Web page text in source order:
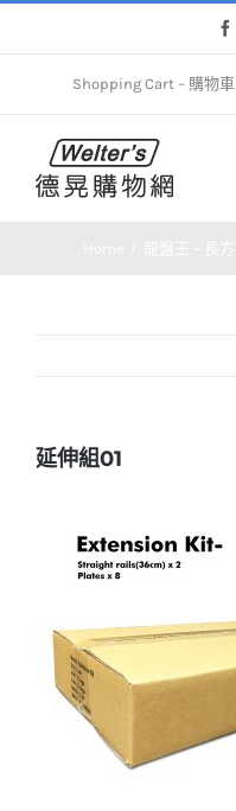
Shopping Cart – 購物車
延伸組01